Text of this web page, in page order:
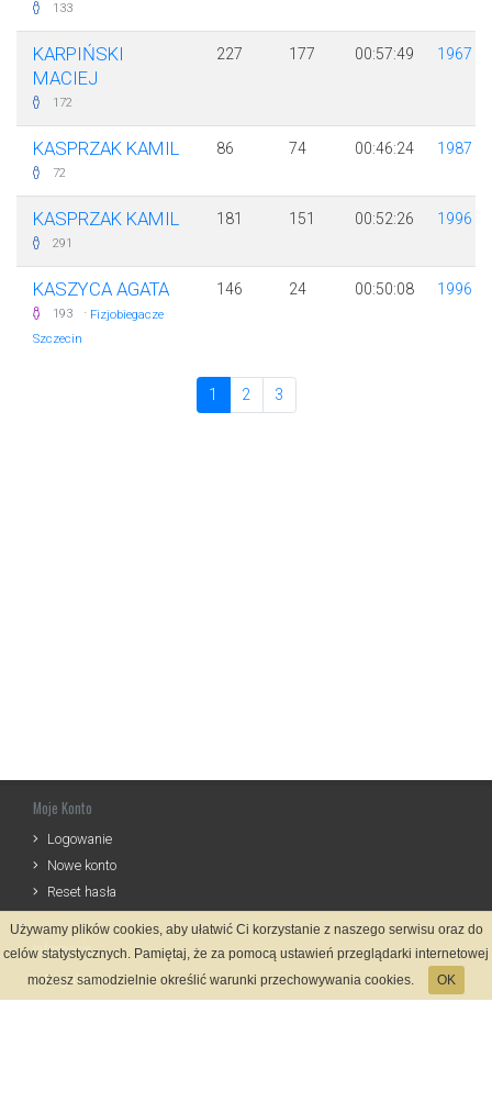
133
KARPIŃSKI
MACIEJ
172
227 177 00:57:49 1967
KASPRZAK KAMIL
72
86 74 00:46:24 1987
KASPRZAK KAMIL
291
181 151 00:52:26 1996
KASZYCA AGATA
193 · Fizjobiegacze
Szczecin
146 24 00:50:08 1996
1 2 3
Moje Konto
Logowanie
Nowe konto
Reset hasła
Informacje
Regulamin
Używamy plików cookies, aby ułatwić Ci korzystanie z naszego serwisu oraz do
celów statystycznych. Pamiętaj, że za pomocą ustawień przeglądarki internetowej
możesz samodzielnie określić warunki przechowywania cookies.
OK